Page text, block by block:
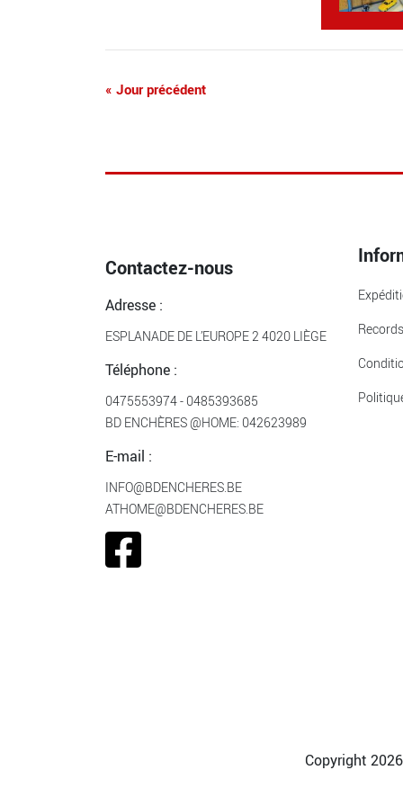
« Jour précédent
Contactez-nous
Adresse :
ESPLANADE DE L’EUROPE 2 4020 LIÈGE
Téléphone :
0475553974- 0485393685
BD ENCHÈRES @HOME: 042623989
E-mail :
INFO@BDENCHERES.BE
ATHOME@BDENCHERES.BE
Records
Copyright